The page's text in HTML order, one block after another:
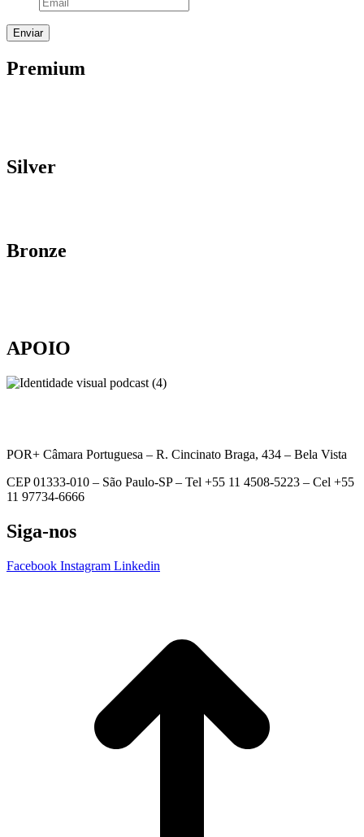
Premium
Silver
Bronze
APOIO
POR+ Câmara Portuguesa – R. Cincinato Braga, 434 – Bela Vista
CEP 01333-010 – São Paulo-SP – Tel +55 11 4508-5223 – Cel +55
11 97734-6666
Siga-nos
Facebook Instagram Linkedin